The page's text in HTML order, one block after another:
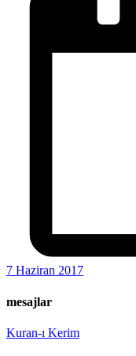
7 Haziran 2017
mesajlar
Kuran-ı Kerim